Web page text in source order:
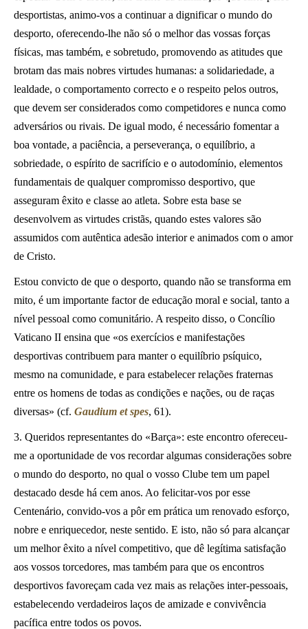
desportistas, animo-vos a continuar a dignificar o mundo do
desporto, oferecendo-lhe não só o melhor das vossas forças
físicas, mas também, e sobretudo, promovendo as atitudes que
brotam das mais nobres virtudes humanas: a solidariedade, a
lealdade, o comportamento correcto e o respeito pelos outros,
que devem ser considerados como competidores e nunca como
adversários ou rivais. De igual modo, é necessário fomentar a
boa vontade, a paciência, a perseverança, o equilíbrio, a
sobriedade, o espírito de sacrifício e o autodomínio, elementos
fundamentais de qualquer compromisso desportivo, que
asseguram êxito e classe ao atleta. Sobre esta base se
desenvolvem as virtudes cristãs, quando estes valores são
assumidos com autêntica adesão interior e animados com o amor
de Cristo.
Estou convicto de que o desporto, quando não se transforma em
mito, é um importante factor de educação moral e social, tanto a
nível pessoal como comunitário. A respeito disso, o Concílio
Vaticano II ensina que «os exercícios e manifestações
desportivas contribuem para manter o equilíbrio psíquico,
mesmo na comunidade, e para estabelecer relações fraternas
entre os homens de todas as condições e nações, ou de raças
diversas» (cf. Gaudium et spes, 61).
3. Queridos representantes do «Barça»: este encontro ofereceu-
me a oportunidade de vos recordar algumas considerações sobre
o mundo do desporto, no qual o vosso Clube tem um papel
destacado desde há cem anos. Ao felicitar-vos por esse
Centenário, convido-vos a pôr em prática um renovado esforço,
nobre e enriquecedor, neste sentido. E isto, não só para alcançar
um melhor êxito a nível competitivo, que dê legítima satisfação
aos vossos torcedores, mas também para que os encontros
desportivos favoreçam cada vez mais as relações inter-pessoais,
estabelecendo verdadeiros laços de amizade e convivência
pacífica entre todos os povos.